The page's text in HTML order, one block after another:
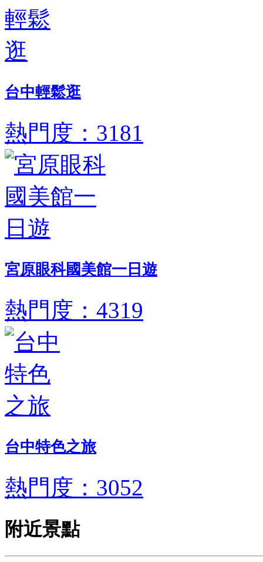
台中輕鬆逛
熱門度：3181
宮原眼科國美館一日遊
熱門度：4319
台中特色之旅
熱門度：3052
附近景點